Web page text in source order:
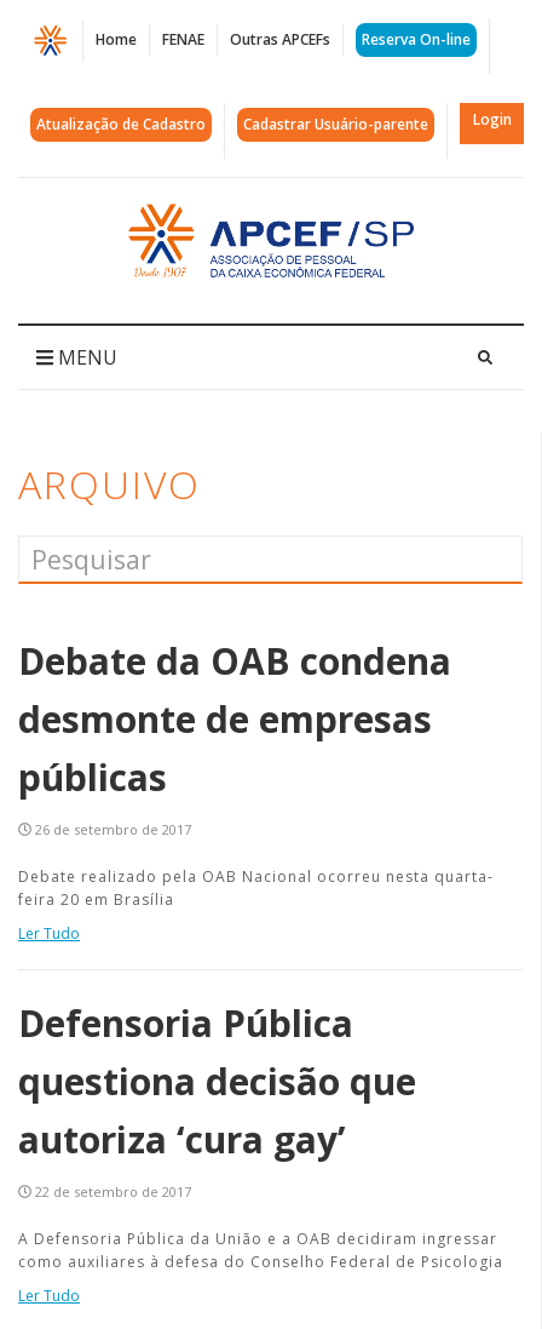
Página
Arquivos
OAB
APCEF/SP
Home FENAE Outras APCEFs Reserva On-line
Atualização de Cadastro Cadastrar Usuário-parente Login
Acessar
página
inicial
MENU
ARQUIVO
Debate da OAB condena
desmonte de empresas
públicas
26 de setembro de 2017
Debate realizado pela OAB Nacional ocorreu nesta quarta-
feira 20 em Brasília
Ler Tudo
Defensoria Pública
questiona decisão que
autoriza ‘cura gay’
22 de setembro de 2017
A Defensoria Pública da União e a OAB decidiram ingressar
como auxiliares à defesa do Conselho Federal de Psicologia
Ler Tudo